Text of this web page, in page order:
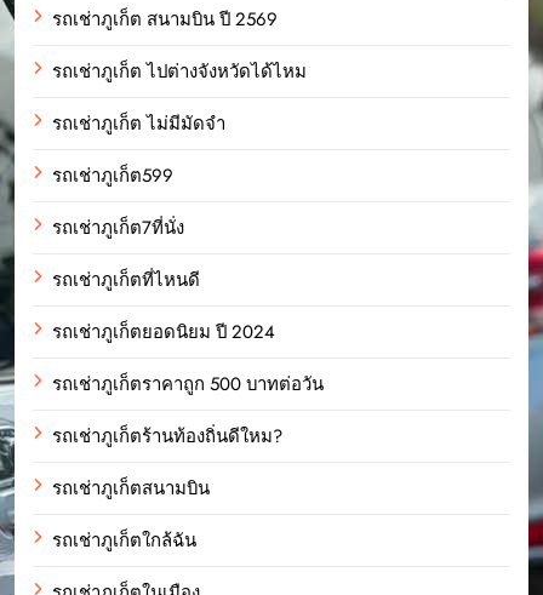
รถเช่าภูเก็ต สนามบิน ปี 2569
รถเช่าภูเก็ต ไปต่างจังหวัดได้ไหม
รถเช่าภูเก็ต ไม่มีมัดจำ
รถเช่าภูเก็ต599
รถเช่าภูเก็ต7ที่นั่ง
รถเช่าภูเก็ตที่ไหนดี
รถเช่าภูเก็ตยอดนิยม ปี 2024
รถเช่าภูเก็ตราคาถูก 500 บาทต่อวัน
รถเช่าภูเก็ตร้านท้องถิ่นดีใหม?
รถเช่าภูเก็ตสนามบิน
รถเช่าภูเก็ตใกล้ฉัน